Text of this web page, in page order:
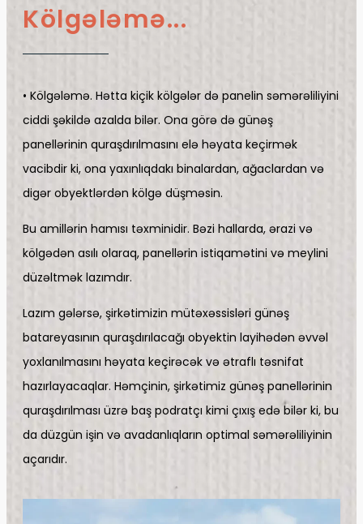
Kölgələmə...
• Kölgələmə. Hətta kiçik kölgələr də panelin səmərəliliyini
ciddi şəkildə azalda bilər. Ona görə də günəş
panellərinin quraşdırılmasını elə həyata keçirmək
vacibdir ki, ona yaxınlıqdakı binalardan, ağaclardan və
digər obyektlərdən kölgə düşməsin.
Bu amillərin hamısı təxminidir. Bəzi hallarda, ərazi və
kölgədən asılı olaraq, panellərin istiqamətini və meylini
düzəltmək lazımdır.
Lazım gələrsə, şirkətimizin mütəxəssisləri günəş
batareyasının quraşdırılacağı obyektin layihədən əvvəl
yoxlanılmasını həyata keçirəcək və ətraflı təsnifat
hazırlayacaqlar. Həmçinin, şirkətimiz günəş panellərinin
quraşdırılması üzrə baş podratçı kimi çıxış edə bilər ki, bu
da düzgün işin və avadanlıqların optimal səmərəliliyinin
açarıdır.